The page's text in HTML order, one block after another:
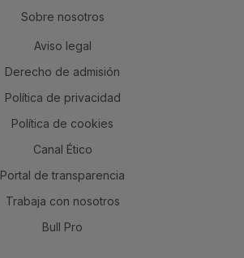
Sobre nosotros
Aviso legal
Derecho de admisión
Política de privacidad
Política de cookies
Canal Ético
Portal de transparencia
Trabaja con nosotros
Bull Pro